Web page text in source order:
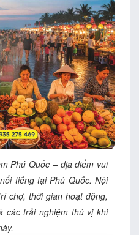
Phú Quốc – địa điểm vui
tiếng tại Phú Quốc. Nội
chợ, thời gian hoạt động,
các trải nghiệm thú vị khi